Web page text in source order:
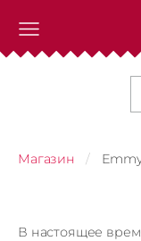
Магазин
В настоящее